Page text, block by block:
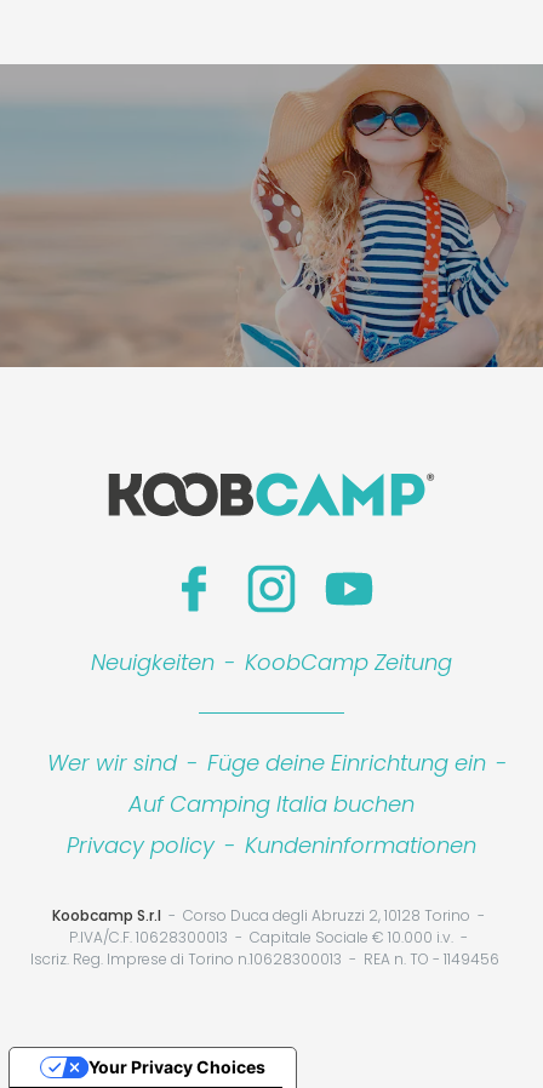
Neuigkeiten - KoobCamp Zeitung
Wer wir sind - Füge deine Einrichtung ein -
Auf Camping Italia buchen
Privacy policy - Kundeninformationen
Koobcamp S.r.l
Corso Duca degli Abruzzi 2, 10128 Torino
P.IVA/C.F. 10628300013
Capitale Sociale € 10.000 i.v.
Iscriz. Reg. Imprese di Torino n.10628300013
REA n. TO - 1149456
Your Privacy Choices